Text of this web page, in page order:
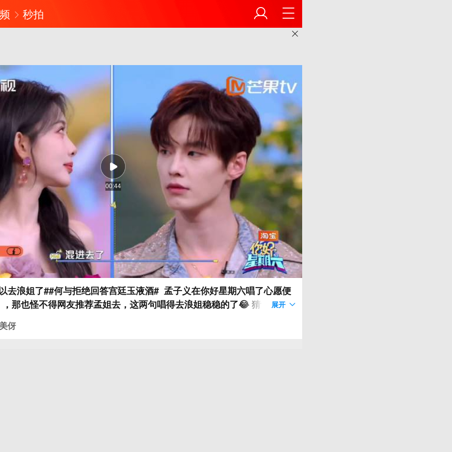
秒拍
00:44
去浪姐了##何与拒绝回答宫廷玉液酒# 孟子义在你好星期六唱了心愿便
那也怪不得网友推荐孟姐去，这两句唱得去浪姐稳稳的了😂 猜词对暗
与“宫廷玉液酒，多少钱一杯”，何与：我没买过这个（单纯） 哈哈哈哈
花心人吧为了任务也太拼了！！#你好星期六#
展开
伢